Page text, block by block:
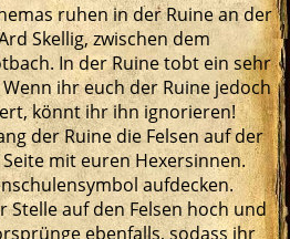
ruhen in der Ruine an der
Skellig, zwischen dem
In der Ruine tobt ein sehr
ihr euch der Ruine jedoch
könnt ihr ihn ignorieren!
der Ruine die Felsen auf der
mit euren Hexersinnen.
aufdecken.
Stelle auf den Felsen hoch und
ebenfalls, sodass ihr